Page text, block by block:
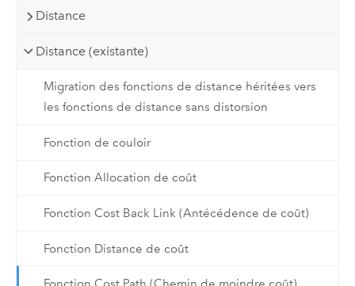
Distance
Distance (existante)
Migration des fonctions de distance héritées vers
les fonctions de distance sans distorsion
Fonction de couloir
Fonction Allocation de coût
Fonction Cost Back Link (Antécédence de coût)
Fonction Distance de coût